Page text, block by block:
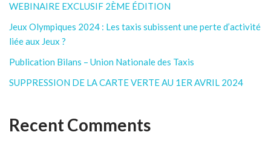
WEBINAIRE EXCLUSIF 2ÈME ÉDITION
Jeux Olympiques 2024 : Les taxis subissent une perte d’activité
liée aux Jeux ?
Publication Bilans – Union Nationale des Taxis
SUPPRESSION DE LA CARTE VERTE AU 1ER AVRIL 2024
Recent Comments